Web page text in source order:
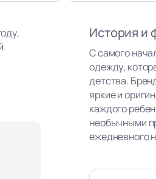
История и
С самого
одежду,
детства.
яркие и
каждого
необычными
ежедневного